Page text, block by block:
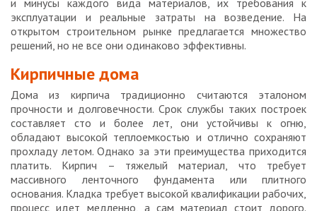
и минусы каждого вида материалов, их требования к
эксплуатации и реальные затраты на возведение. На
открытом строительном рынке предлагается множество
решений, но не все они одинаково эффективны.
Кирпичные дома
Дома из кирпича традиционно считаются эталоном
прочности и долговечности. Срок службы таких построек
составляет сто и более лет, они устойчивы к огню,
обладают высокой теплоемкостью и отлично сохраняют
прохладу летом. Однако за эти преимущества приходится
платить. Кирпич – тяжелый материал, что требует
массивного ленточного фундамента или плитного
основания. Кладка требует высокой квалификации рабочих,
процесс идет медленно, а сам материал стоит дорого.